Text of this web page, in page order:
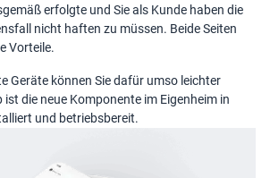
erfolgte und Sie als Kunde haben die
nicht haften zu müssen. Beide Seiten
Vorteile.
Geräte können Sie dafür umso leichter
ist die neue Komponente im Eigenheim in
und betriebsbereit.